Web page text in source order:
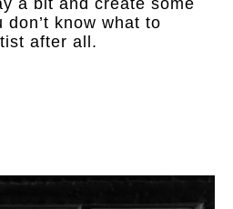
know what to
after all.